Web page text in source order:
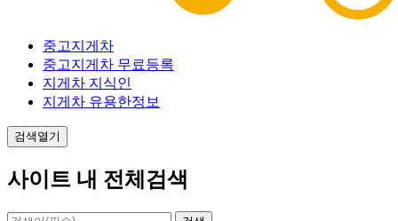
중고지게차
중고지게차 무료등록
지게차 지식인
지게차 유용한정보
검색열기
사이트 내 전체검색